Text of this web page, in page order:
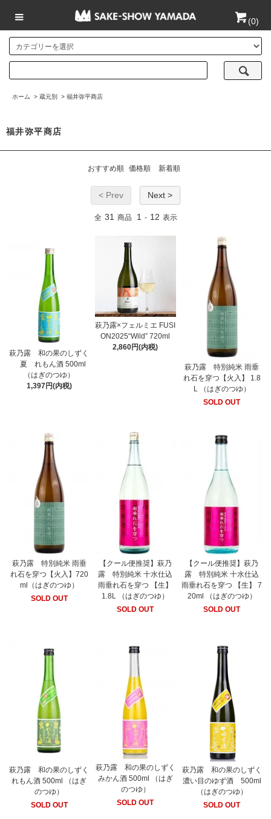
(0)
ホーム > 蔵元別 > 福井弥平商店
福井弥平商店
おすすめ順 価格順 新着順
< Prev Next >
全 31 商品 1 - 12 表示
萩乃露 和の果のしずく
夏 れもん酒 500ml
（はぎのつゆ）
1,397円(内税)
萩乃露×フェルミエ FUSI
ON2025“Wild” 720ml
2,860円(内税)
萩乃露 特別純米 雨垂
れ石を穿つ【火入】 1.8
L （はぎのつゆ）
SOLD OUT
萩乃露 特別純米 雨垂
れ石を穿つ【火入】720
ml（はぎのつゆ）
SOLD OUT
【クール便推奨】萩乃
露 特別純米 十水仕込
雨垂れ石を穿つ 【生】
1.8L （はぎのつゆ）
SOLD OUT
【クール便推奨】萩乃
露 特別純米 十水仕込
雨垂れ石を穿つ 【生】 7
20ml （はぎのつゆ）
SOLD OUT
萩乃露 和の果のしずく
れもん酒 500ml （はぎ
のつゆ）
SOLD OUT
萩乃露 和の果のしずく
みかん酒 500ml （はぎ
のつゆ）
SOLD OUT
萩乃露 和の果のしずく
濃い目のゆず酒 500ml
（はぎのつゆ）
SOLD OUT